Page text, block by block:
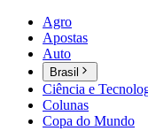
Agro
Apostas
Auto
Brasil
Ciência e
Colunas
Copa do Mundo